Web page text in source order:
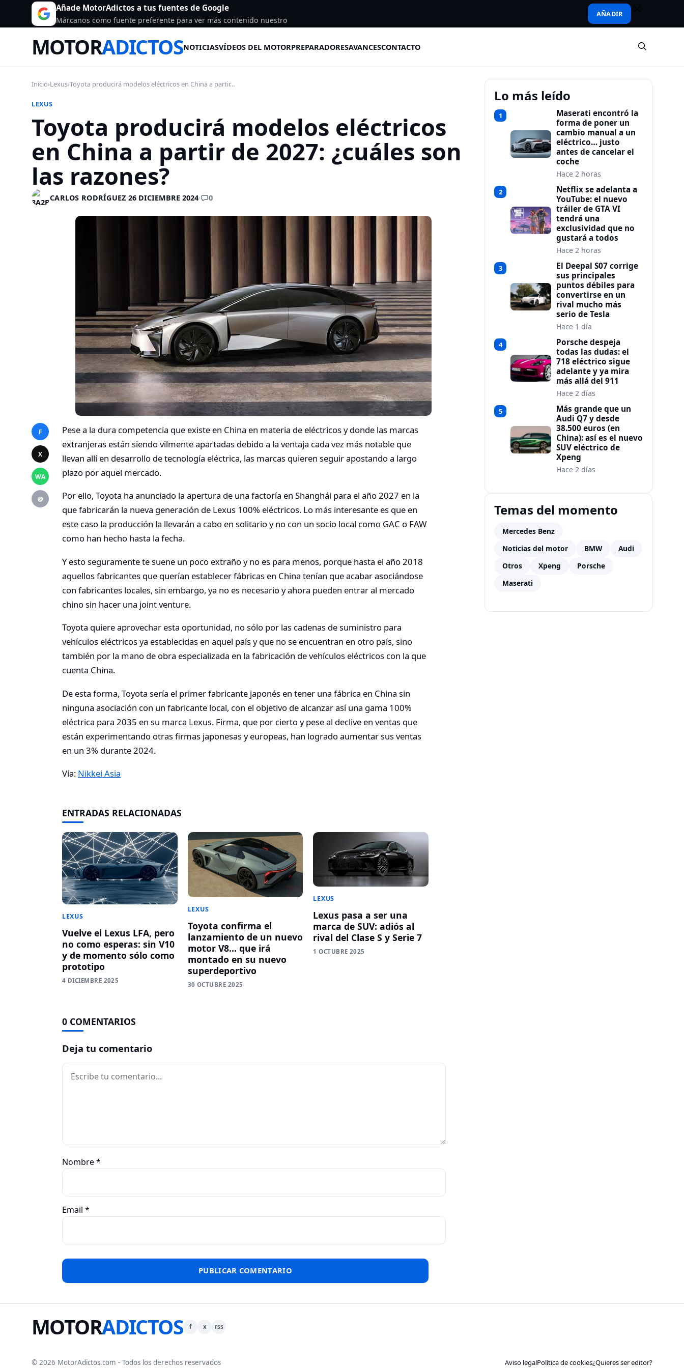
Añade MotorAdictos a tus fuentes de Google
Márcanos como fuente preferente para ver más contenido nuestro
AÑADIR
MOTORADICTOSNOTICIASVÍDEOS DEL MOTORPREPARADORESAVANCESCONTACTO
Inicio›Lexus›Toyota producirá modelos eléctricos en China a partir...
LEXUS
Toyota producirá modelos eléctricos
en China a partir de 2027: ¿cuáles son
las razones?
CARLOS RODRÍGUEZ·26 DICIEMBRE 2024· 0
F
X
WA
@
Pese a la dura competencia que existe en China en materia de eléctricos y donde las marcas
extranjeras están siendo vilmente apartadas debido a la ventaja cada vez más notable que
llevan allí en desarrollo de tecnología eléctrica, las marcas quieren seguir apostando a largo
plazo por aquel mercado.
Por ello, Toyota ha anunciado la apertura de una factoría en Shanghái para el año 2027 en la
que fabricarán la nueva generación de Lexus 100% eléctricos. Lo más interesante es que en
este caso la producción la llevarán a cabo en solitario y no con un socio local como GAC o FAW
como han hecho hasta la fecha.
Y esto seguramente te suene un poco extraño y no es para menos, porque hasta el año 2018
aquellos fabricantes que querían establecer fábricas en China tenían que acabar asociándose
con fabricantes locales, sin embargo, ya no es necesario y ahora pueden entrar al mercado
chino sin hacer una joint venture.
Toyota quiere aprovechar esta oportunidad, no sólo por las cadenas de suministro para
vehículos eléctricos ya establecidas en aquel país y que no se encuentran en otro país, sino
también por la mano de obra especializada en la fabricación de vehículos eléctricos con la que
cuenta China.
De esta forma, Toyota sería el primer fabricante japonés en tener una fábrica en China sin
ninguna asociación con un fabricante local, con el objetivo de alcanzar así una gama 100%
eléctrica para 2035 en su marca Lexus. Firma, que por cierto y pese al declive en ventas que
están experimentando otras firmas japonesas y europeas, han logrado aumentar sus ventas
en un 3% durante 2024.
Vía: Nikkei Asia
ENTRADAS RELACIONADAS
LEXUS
Vuelve el Lexus LFA, pero
no como esperas: sin V10
y de momento sólo como
prototipo
4 DICIEMBRE 2025
LEXUS
Toyota confirma el
lanzamiento de un nuevo
motor V8… que irá
montado en su nuevo
superdeportivo
30 OCTUBRE 2025
LEXUS
Lexus pasa a ser una
marca de SUV: adiós al
rival del Clase S y Serie 7
1 OCTUBRE 2025
0 COMENTARIOS
Deja tu comentario
Comentario
Nombre*
Email *
Lo más leído
1
Maserati encontró la
forma de poner un
cambio manual a un
eléctrico… justo
antes de cancelar el
coche
Hace 2 horas
2
Netflix se adelanta a
YouTube: el nuevo
tráiler de GTA VI
tendrá una
exclusividad que no
gustará a todos
Hace 2 horas
3
El Deepal S07 corrige
sus principales
puntos débiles para
convertirse en un
rival mucho más
serio de Tesla
Hace 1 día
4
Porsche despeja
todas las dudas: el
718 eléctrico sigue
adelante y ya mira
más allá del 911
Hace 2 días
5
Más grande que un
Audi Q7 y desde
38.500 euros (en
China): así es el nuevo
SUV eléctrico de
Xpeng
Hace 2 días
Temas del momento
Mercedes Benz
Noticias del motor
BMW
Audi
Otros
Xpeng
Porsche
Maserati
MOTORADICTOS f x rss
© 2026 MotorAdictos.com - Todos los derechos reservados Aviso legalPolítica de cookies¿Quieres ser editor?